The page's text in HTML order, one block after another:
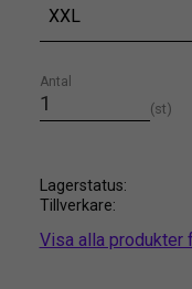
XXL
Antal
st
Lagerstatus
Tillverkare
Visa alla produkter